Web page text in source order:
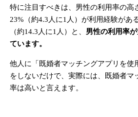
特に注目すべきは、男性の利用率の高
23%（約4.3人に1人）が利用経験があ
（約14.3人に1人）と、 男性の利用率
ています。
他人に「既婚者マッチングアプリを使
をしないだけで、実際には、既婚者マ
率は高いと言えます。